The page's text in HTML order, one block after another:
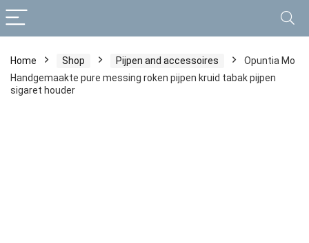
Home Shop Pijpen and accessoires
Opuntia Mo
Handgemaakte pure messing roken pijpen kruid tabak pijpen
sigaret houder